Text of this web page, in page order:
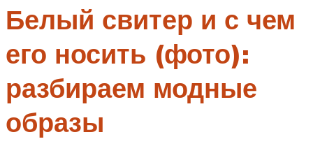
Белый свитер и с чем
его носить (фото):
разбираем модные
образы